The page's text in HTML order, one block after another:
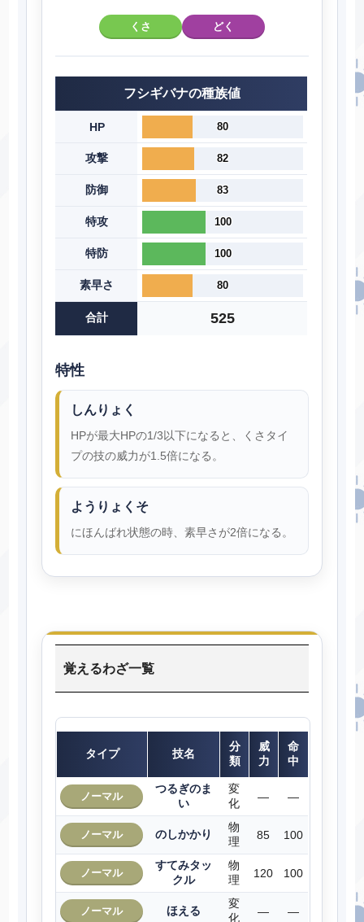
くさ どく
フシギバナの種族値
HP 80
攻撃 82
防御 83
特攻 100
特防 100
素早さ 80
合計 525
特性
しんりょく
HPが最大HPの1/3以下になると、くさタイ
プの技の威力が1.5倍になる。
ようりょくそ
にほんばれ状態の時、素早さが2倍になる。
覚えるわざ一覧
タイプ 技名
分
類
威
力
命
中
ノーマル
つるぎのま
い
変
化
― ―
ノーマル のしかかり
物
理
85 100
ノーマル
すてみタッ
クル
物
理
120 100
ノーマル ほえる
変
化
― ―